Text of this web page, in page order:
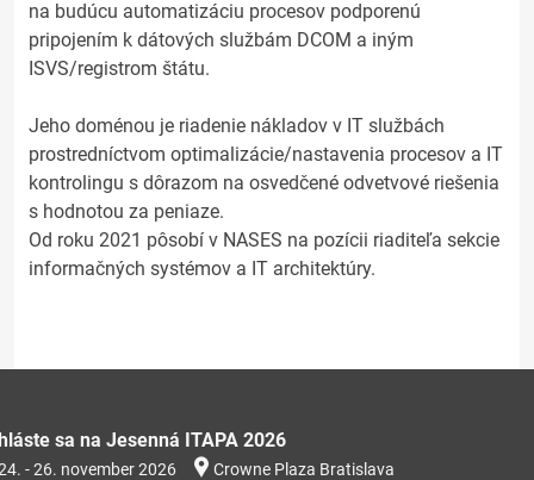
na budúcu automatizáciu procesov podporenú
pripojením k dátových službám DCOM a iným
ISVS/registrom štátu.
Jeho doménou je riadenie nákladov v IT službách
prostredníctvom optimalizácie/nastavenia procesov a IT
kontrolingu s dôrazom na osvedčené odvetvové riešenia
s hodnotou za peniaze.
Od roku 2021 pôsobí v NASES na pozícii riaditeľa sekcie
informačných systémov a IT architektúry.
sa na Jesenná ITAPA 2026
- 26. november 2026 Crowne Plaza Bratislava